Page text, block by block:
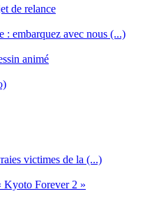
de relance
: embarquez avec nous (...)
animé
victimes de la (...)
Kyoto Forever 2 »